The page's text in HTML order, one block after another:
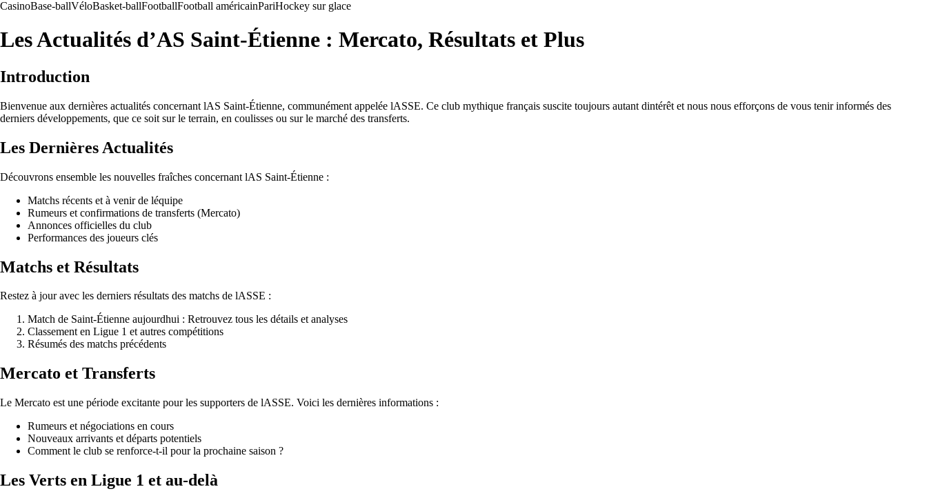
CasinoBase-ballVéloBasket-ballFootballFootball américainPariHockey sur glace
Les Actualités d’AS Saint-Étienne : Mercato, Résultats et Plus
Introduction
Bienvenue aux dernières actualités concernant lAS Saint-Étienne, communément appelée lASSE. Ce club mythique français suscite toujours autant dintérêt et nous nous efforçons de vous tenir informés des
derniers développements, que ce soit sur le terrain, en coulisses ou sur le marché des transferts.
Les Dernières Actualités
Découvrons ensemble les nouvelles fraîches concernant lAS Saint-Étienne :
Matchs récents et à venir de léquipe
Rumeurs et confirmations de transferts (Mercato)
Annonces officielles du club
Performances des joueurs clés
Matchs et Résultats
Restez à jour avec les derniers résultats des matchs de lASSE :
Match de Saint-Étienne aujourdhui : Retrouvez tous les détails et analyses
Classement en Ligue 1 et autres compétitions
Résumés des matchs précédents
Mercato et Transferts
Le Mercato est une période excitante pour les supporters de lASSE. Voici les dernières informations :
Rumeurs et négociations en cours
Nouveaux arrivants et départs potentiels
Comment le club se renforce-t-il pour la prochaine saison ?
Les Verts en Ligue 1 et au-delà